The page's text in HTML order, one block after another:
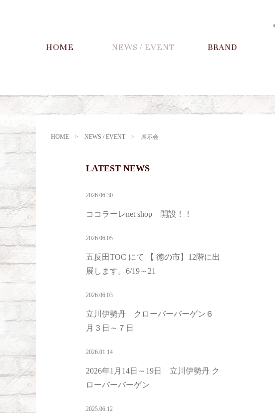
HOME NEWS / EVENT BRAND
HOME > NEWS / EVENT > 展示会
LATEST NEWS
2026.06.30
ココラーレnet shop 開設！！
2026.06.05
五反田TOC にて 【 徳の市】12階に出
展します。6/19～21
2026.06.03
立川伊勢丹 クローバーバーゲン６
月３日～７日
2026.01.14
2026年1月14日～19日 立川伊勢丹 ク
ローバーバーゲン
2025.06.12